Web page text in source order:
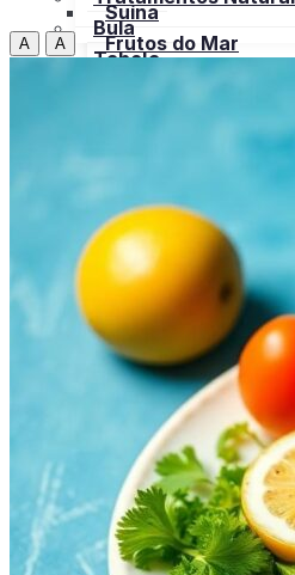
Suína
Frutos do Mar
Gorduras e Óleos
Verduras, Hortaliças
Bula
Bula
Tabela
Bebidas
Bovina
Frango
Peru
Suína
Frutos do Mar
Cereais
Frutas
Gorduras e Óleos
Leite e Derivados
Verduras, Hortaliças
Bula
A A